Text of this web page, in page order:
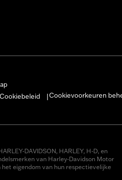
Cookiebeleid Cookievoorkeuren
DAVIDSON, HARLEY, H-D, en
van Harley-Davidson Motor
eigendom van hun respectievelijke